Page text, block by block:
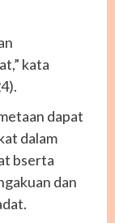
kata
dapat
dalam
bserta
dan